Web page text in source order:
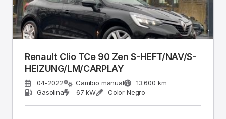
Renault Clio TCe 90 Zen S-HEFT/NAV/S-
HEIZUNG/LM/CARPLAY
04-2022 Cambio manual
13.600 km
Gasolina
67 kW Color Negro